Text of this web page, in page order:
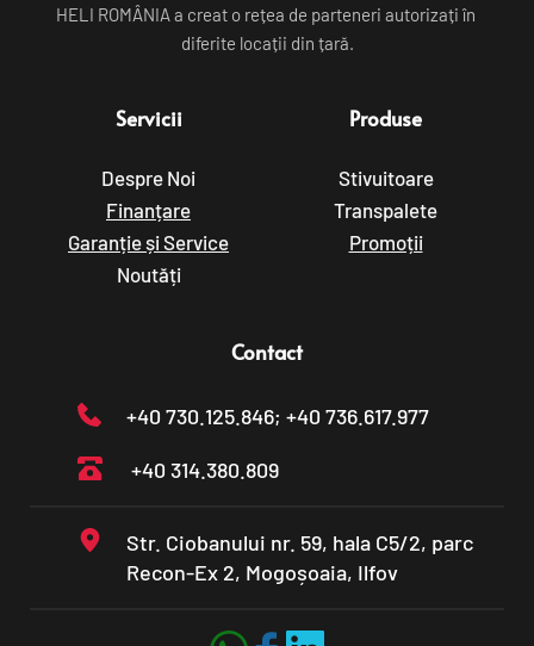
HELI ROMÂNIA a creat o rețea de parteneri autorizați în
diferite locații din țară.
Servicii
Despre Noi
Finanțare
Garanție și Service
Noutăți
Produse
Stivuitoare
Transpalete
Promoții
Contact
+40 730.125.846; +40 736.617.977
+40 314.380.809
Str. Ciobanului nr. 59, hala C5/2, parc
Recon-Ex 2, Mogoșoaia, Ilfov